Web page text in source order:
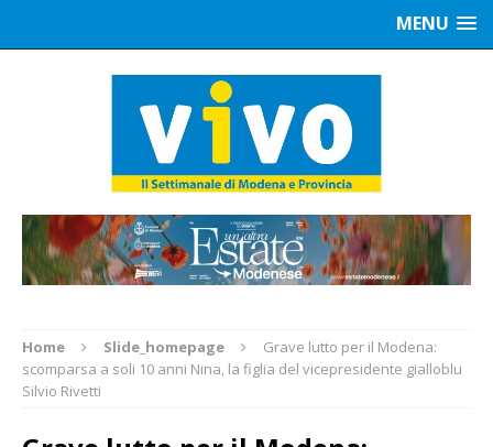
MENU
Home Slide_homepage
Grave lutto per il Modena:
scomparsa a soli 10 anni Nina, la figlia del vicepresidente gialloblu
Silvio Rivetti